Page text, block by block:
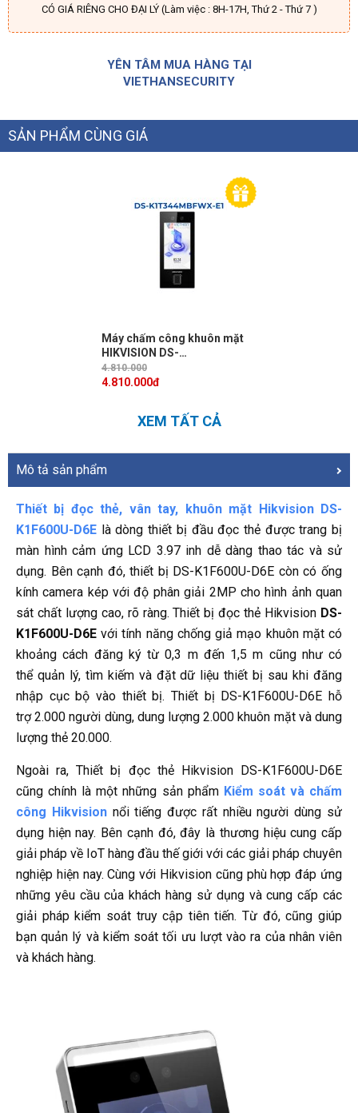
CÓ GIÁ RIÊNG CHO ĐẠI LÝ (Làm việc : 8H-17H, Thứ 2 - Thứ 7 )
YÊN TÂM MUA HÀNG TẠI
VIETHANSECURITY
SẢN PHẨM CÙNG GIÁ
Máy chấm công khuôn mặt
HIKVISION DS-
K1T344MBFWX-E1, Đàm
thoại 2 chiều, 3000 khuôn
4.810.000
4.810.000đ
XEM TẤT CẢ
Mô tả sản phẩm
Thiết bị đọc thẻ, vân tay, khuôn mặt Hikvision DS-
K1F600U-D6E là dòng thiết bị đầu đọc thẻ được trang bị
màn hình cảm ứng LCD 3.97 inh dễ dàng thao tác và sử
dụng. Bên cạnh đó, thiết bị DS-K1F600U-D6E còn có ống
kính camera kép với độ phân giải 2MP cho hình ảnh quan
sát chất lượng cao, rõ ràng. Thiết bị đọc thẻ Hikvision DS-
K1F600U-D6E với tính năng chống giả mạo khuôn mặt có
khoảng cách đăng ký từ 0,3 m đến 1,5 m cũng như có
thể quản lý, tìm kiếm và đặt dữ liệu thiết bị sau khi đăng
nhập cục bộ vào thiết bị. Thiết bị DS-K1F600U-D6E hỗ
trợ 2.000 người dùng, dung lượng 2.000 khuôn mặt và dung
lượng thẻ 20.000.
Ngoài ra, Thiết bị đọc thẻ Hikvision DS-K1F600U-D6E
cũng chính là một những sản phẩm Kiểm soát và chấm
công Hikvisionnổi tiếng được rất nhiều người dùng sử
dụng hiện nay. Bên cạnh đó, đây là thương hiệu cung cấp
giải pháp về IoT hàng đầu thế giới với các giải pháp chuyên
nghiệp hiện nay. Cùng với Hikvision cũng phù hợp đáp ứng
những yêu cầu của khách hàng sử dụng và cung cấp các
giải pháp kiểm soát truy cập tiên tiến. Từ đó, cũng giúp
bạn quản lý và kiểm soát tối ưu lượt vào ra của nhân viên
và khách hàng.